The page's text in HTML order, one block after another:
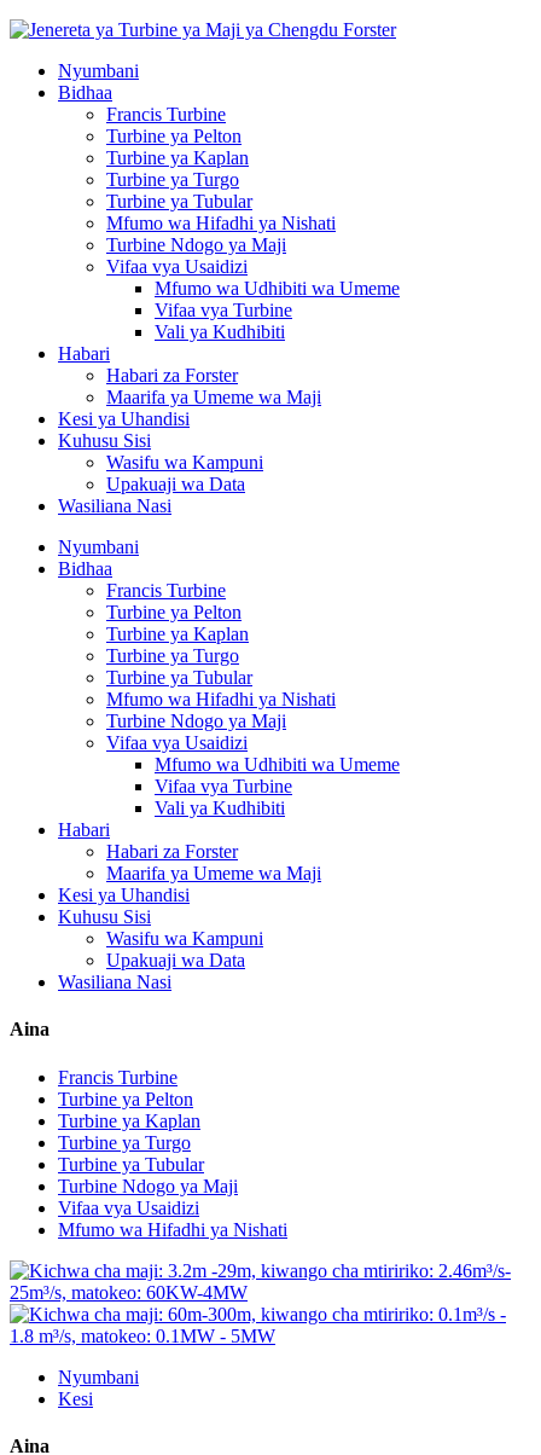
Nyumbani
Bidhaa
Francis Turbine
Turbine ya Pelton
Turbine ya Kaplan
Turbine ya Turgo
Turbine ya Tubular
Mfumo wa Hifadhi ya Nishati
Turbine Ndogo ya Maji
Vifaa vya Usaidizi
Mfumo wa Udhibiti wa Umeme
Vifaa vya Turbine
Vali ya Kudhibiti
Habari
Habari za Forster
Maarifa ya Umeme wa Maji
Kesi ya Uhandisi
Kuhusu Sisi
Wasifu wa Kampuni
Upakuaji wa Data
Wasiliana Nasi
Nyumbani
Bidhaa
Francis Turbine
Turbine ya Pelton
Turbine ya Kaplan
Turbine ya Turgo
Turbine ya Tubular
Mfumo wa Hifadhi ya Nishati
Turbine Ndogo ya Maji
Vifaa vya Usaidizi
Mfumo wa Udhibiti wa Umeme
Vifaa vya Turbine
Vali ya Kudhibiti
Habari
Habari za Forster
Maarifa ya Umeme wa Maji
Kesi ya Uhandisi
Kuhusu Sisi
Wasifu wa Kampuni
Upakuaji wa Data
Wasiliana Nasi
Aina
Francis Turbine
Turbine ya Pelton
Turbine ya Kaplan
Turbine ya Turgo
Turbine ya Tubular
Turbine Ndogo ya Maji
Vifaa vya Usaidizi
Mfumo wa Hifadhi ya Nishati
Nyumbani
Kesi
Aina